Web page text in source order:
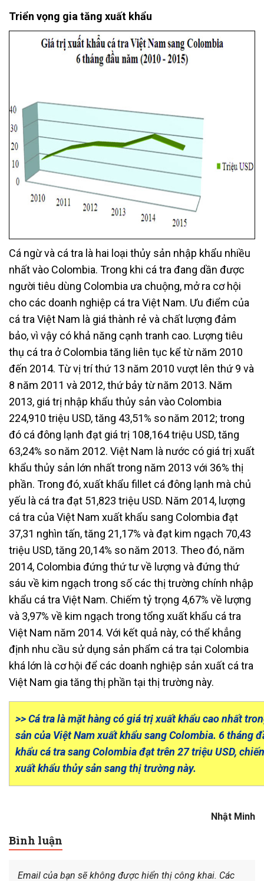
Triển vọng gia tăng xuất khẩu
Cá ngừ và cá tra là hai loại thủy sản nhập khẩu nhiều
nhất vào Colombia. Trong khi cá tra đang dần được
người tiêu dùng Colombia ưa chuộng, mở ra cơ hội
cho các doanh nghiệp cá tra Việt Nam. Ưu điểm của
cá tra Việt Nam là giá thành rẻ và chất lượng đảm
bảo, vì vậy có khả năng cạnh tranh cao. Lượng tiêu
thụ cá tra ở Colombia tăng liên tục kể từ năm 2010
đến 2014. Từ vị trí thứ 13 năm 2010 vượt lên thứ 9 và
8 năm 2011 và 2012, thứ bảy từ năm 2013. Năm
2013, giá trị nhập khẩu thủy sản vào Colombia
224,910 triệu USD, tăng 43,51% so năm 2012; trong
đó cá đông lạnh đạt giá trị 108,164 triệu USD, tăng
63,24% so năm 2012. Việt Nam là nước có giá trị xuất
khẩu thủy sản lớn nhất trong năm 2013 với 36% thị
phần. Trong đó, xuất khẩu fillet cá đông lạnh mà chủ
yếu là cá tra đạt 51,823 triệu USD. Năm 2014, lượng
cá tra của Việt Nam xuất khẩu sang Colombia đạt
37,31 nghìn tấn, tăng 21,17% và đạt kim ngạch 70,43
triệu USD, tăng 20,14% so năm 2013. Theo đó, năm
2014, Colombia đứng thứ tư về lượng và đứng thứ
sáu về kim ngạch trong số các thị trường chính nhập
khẩu cá tra Việt Nam. Chiếm tỷ trọng 4,67% về lượng
và 3,97% về kim ngạch trong tổng xuất khẩu cá tra
Việt Nam năm 2014. Với kết quả này, có thể khẳng
định nhu cầu sử dụng sản phẩm cá tra tại Colombia
khá lớn là cơ hội để các doanh nghiệp sản xuất cá tra
Việt Nam gia tăng thị phần tại thị trường này.
>> Cá tra là mặt hàng có giá trị xuất khẩu cao nhất
sản của Việt Nam xuất khẩu sang Colombia. 6 tháng
khẩu cá tra sang Colombia đạt trên 27 triệu USD,
xuất khẩu thủy sản sang thị trường này.
Nhật Minh
Bình luận
Email của bạn sẽ không được hiển thị công khai. Các